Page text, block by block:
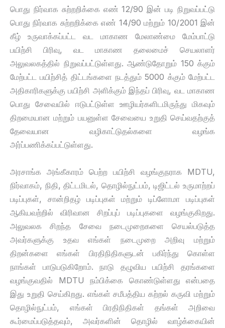
பொது நிர்வாக சுற்றறிக்கை எண் 12/90 இன் படி நிறுவப்பட்டு
பொது நிர்வாக சுற்றறிக்கை எண் 14/90 மற்றும் 10/2001 இன்
கீழ் உருவாக்கப்பட்ட வட மாகாண மேலாண்மை மேம்பாட்டு
பயிற்சி பிரிவு, வட மாகாண தலைமைச் செயலாளர்
அலுவலகத்தில் நிறுவப்பட்டுள்ளது. ஆண்டுதோறும் 150 க்கும்
மேற்பட்ட பயிற்சித் திட்டங்களை நடத்தும் 5000 க்கும் மேற்பட்ட
அதிகாரிகளுக்கு பயிற்சி அளிக்கும் இந்தப் பிரிவு, வட மாகாண
பொது சேவையில் ஈடுபட்டுள்ள ஊழியர்களிடமிருந்து மிகவும்
திறமையான மற்றும் பயனுள்ள சேவையை உறுதி செய்வதற்குத்
தேவையான வழிகாட்டுதல்களை வழங்க
அர்ப்பணிக்கப்பட்டுள்ளது.
அரசாங்க அங்கீகாரம் பெற்ற பயிற்சி வழங்குநராக MDTU,
நிர்வாகம், நிதி, திட்டமிடல், தொழில்நுட்பம், டிஜிட்டல் உருமாற்றப்
படிப்புகள், சான்றிதழ் படிப்புகள் மற்றும் டிப்ளோமா படிப்புகள்
ஆகியவற்றில் விரிவான சிறப்புப் படிப்புகளை வழங்குகிறது.
அலுவலக சிறந்த சேவை நடைமுறைகளை செயல்படுத்த
அவர்களுக்கு உதவ எங்கள் நடைமுறை அறிவு மற்றும்
திறன்களை எங்கள் பிரதிநிதிகளுடன் பகிர்ந்து கொள்ள
நாங்கள் பாடுபடுகிறோம். நாடு தழுவிய பயிற்சி தரங்களை
வழங்குவதில் MDTU நம்பிக்கை கொண்டுள்ளது என்பதை
இது உறுதி செய்கிறது. எங்கள் சமீபத்திய கற்றல் கருவி மற்றும்
தொழில்நுட்பம், எங்கள் பிரதிநிதிகள் தங்கள் அறிவை
கூர்மைப்படுத்தவும், அவர்களின் தொழில் வாழ்க்கையின்